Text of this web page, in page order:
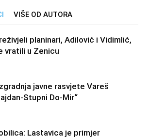
VIŠE OD AUTORA
planinari, Adilović i Vidimlić,
vratili u Zenicu
javne rasvjete Vareš
Stupni Do-Mir“
Lastavica je primjer